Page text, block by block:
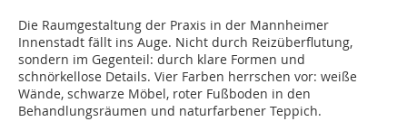
Die Raumgestaltung der Praxis in der Mannheimer
Innenstadt fällt ins Auge. Nicht durch Reizüberflutung,
sondern im Gegenteil: durch klare Formen und
schnörkellose Details. Vier Farben herrschen vor: weiße
Wände, schwarze Möbel, roter Fußboden in den
Behandlungsräumen und naturfarbener Teppich.